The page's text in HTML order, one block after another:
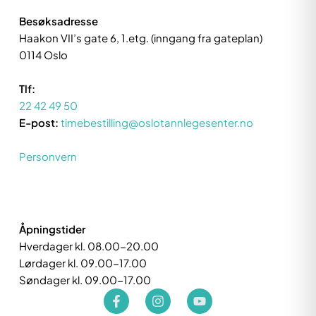
Besøksadresse
Haakon VII’s gate 6, 1.etg. (inngang fra gateplan)
0114 Oslo
Tlf:
22 42 49 50
E-post: timebestilling@oslotannlegesenter.no
Personvern
Åpningstider
Hverdager kl. 08.00-20.00
Lørdager kl. 09.00-17.00
Søndager kl. 09.00-17.00